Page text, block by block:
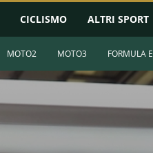
CICLISMO ALTRI SPORT
MOTO2 MOTO3 FORMULA E